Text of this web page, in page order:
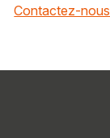
Contactez-nous